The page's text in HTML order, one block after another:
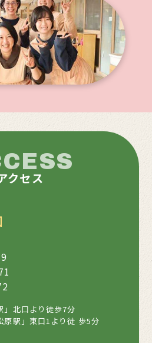
クセス
」北口より徒歩7分
原駅」東口1より徒 歩5分